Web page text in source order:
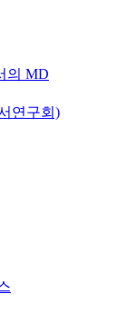
의 MD
연구회)